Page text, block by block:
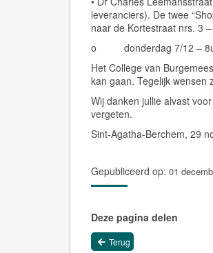
leveranciers). De twee
naar de Kortestraat nrs. 3
o donderdag 7/12 – 8u
Het College van
kan gaan. Tegelijk wensen
Wij danken jullie alvast
vergeten.
Sint-Agatha-Berchem, 29
Gepubliceerd op: 01
Deze pagina delen
Terug